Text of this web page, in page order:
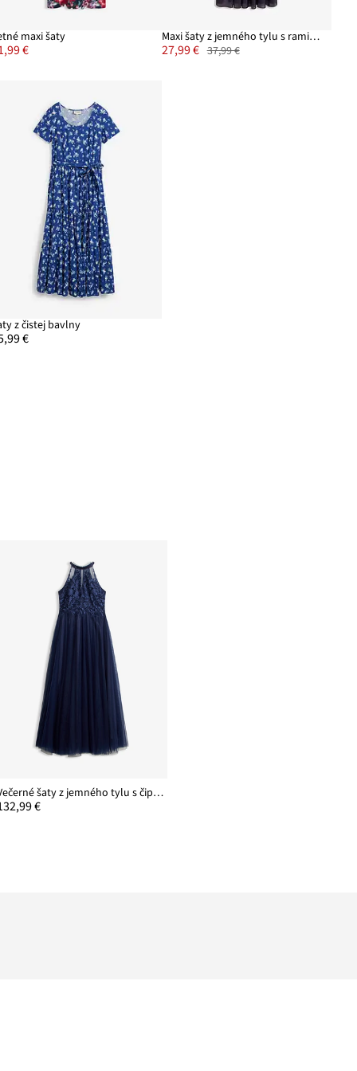
maxi šaty
€
Maxi šaty z jemného tylu s ramienkami
27,99 € 37,99 €
z čistej bavlny
€
Večerné šaty z jemného tylu s čipkou
€